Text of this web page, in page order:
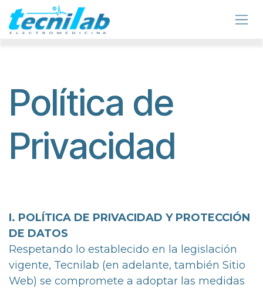
Se rendre au contenu
Política de
Privacidad
I. POLÍTICA DE PRIVACIDAD Y PROTECCIÓN
DE DATOS
Respetando lo establecido en la legislación
vigente, Tecnilab (en adelante, también Sitio
Web) se compromete a adoptar las medidas